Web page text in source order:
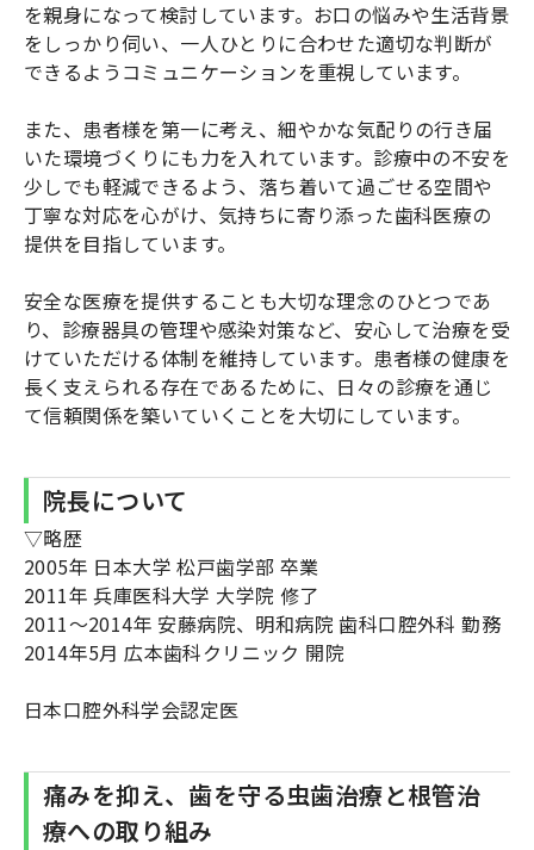
を親身になって検討しています。お口の悩みや生活背景
をしっかり伺い、一人ひとりに合わせた適切な判断が
できるようコミュニケーションを重視しています。
また、患者様を第一に考え、細やかな気配りの行き届
いた環境づくりにも力を入れています。診療中の不安を
少しでも軽減できるよう、落ち着いて過ごせる空間や
丁寧な対応を心がけ、気持ちに寄り添った歯科医療の
提供を目指しています。
安全な医療を提供することも大切な理念のひとつであ
り、診療器具の管理や感染対策など、安心して治療を受
けていただける体制を維持しています。患者様の健康を
長く支えられる存在であるために、日々の診療を通じ
て信頼関係を築いていくことを大切にしています。
院長について
▽略歴
2005年 日本大学 松戸歯学部 卒業
2011年 兵庫医科大学 大学院 修了
2011～2014年 安藤病院、明和病院 歯科口腔外科 勤務
2014年5月 広本歯科クリニック 開院
日本口腔外科学会認定医
痛みを抑え、歯を守る虫歯治療と根管治
療への取り組み